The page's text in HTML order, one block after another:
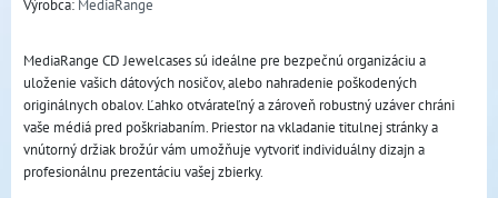
Výrobca: MediaRange
MediaRange CD Jewelcases sú ideálne pre bezpečnú organizáciu a
uloženie vašich dátových nosičov, alebo nahradenie poškodených
originálnych obalov. Ľahko otvárateľný a zároveň robustný uzáver chráni
vaše médiá pred poškriabaním. Priestor na vkladanie titulnej stránky a
vnútorný držiak brožúr vám umožňuje vytvoriť individuálny dizajn a
profesionálnu prezentáciu vašej zbierky.